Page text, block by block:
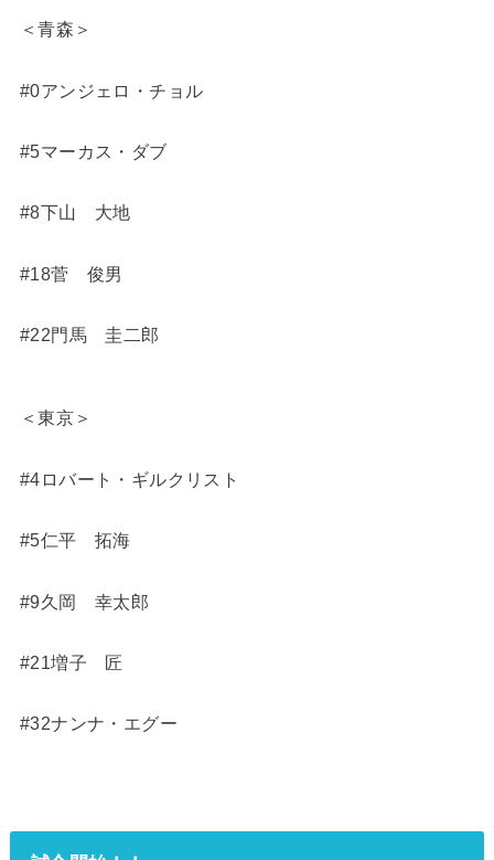
＜青森＞
#0アンジェロ・チョル
#5マーカス・ダブ
#8下山 大地
#18菅 俊男
#22門馬 圭二郎
＜東京＞
#4ロバート・ギルクリスト
#5仁平 拓海
#9久岡 幸太郎
#21増子 匠
#32ナンナ・エグー